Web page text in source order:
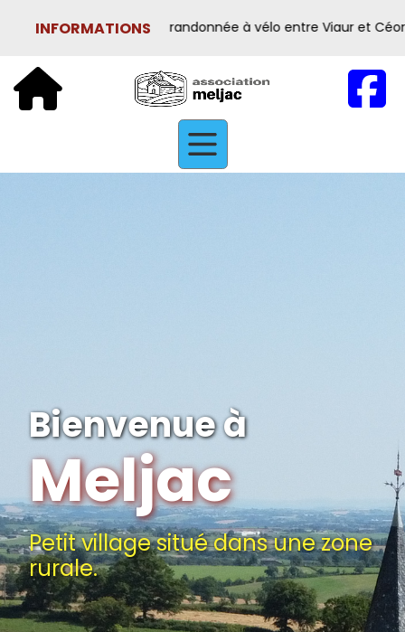
INFORMATIONS
: 1ère édition : randonnée à vélo entre Viaur et Céor le 15
Bienvenue à
Meljac
Petit village situé dans une zone
rurale.